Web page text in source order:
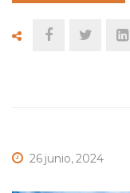
26 junio, 2024